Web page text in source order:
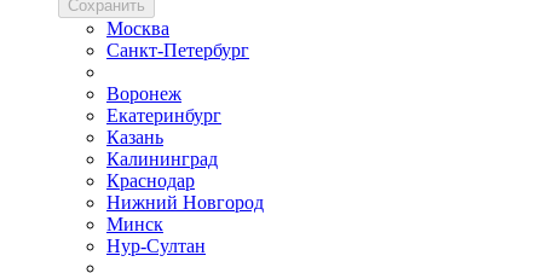
Сохранить
Москва
Санкт-Петербург
Воронеж
Екатеринбург
Казань
Калининград
Краснодар
Нижний Новгород
Минск
Нур-Султан